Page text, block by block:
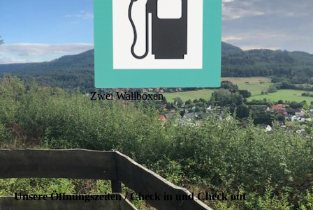
Zwei Wallboxen
Unsere Öffnungszeiten / Check in und Check out